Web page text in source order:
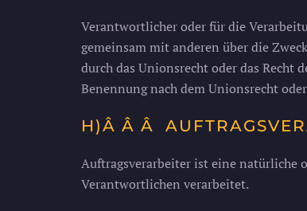
Verantwortlicher oder für die
gemeinsam mit anderen über die
durch das Unionsrecht oder das
Benennung nach dem Unionsrecht
H)Â Â Â
Auftragsverarbeiter ist eine natürliche
Verantwortlichen verarbeitet.